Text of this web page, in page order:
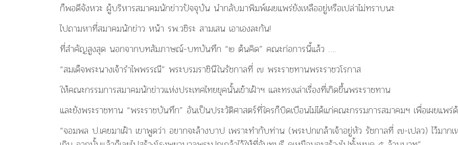
ก็พอดีจังหวะ ผู้บริหารสมาคมนักข่าวปัจจุบัน นำกลับมาพิมพ์เผยแพร่ยังเหลืออยู่หรือเปล่าไม่ทราบนะ
ไปถามหาที่สมาคมนักข่าว หน้า รพ.วชิระ สามเสน เอาเองละกัน!
ที่สำคัญสูงสุด นอกจากบทสัมภาษณ์-บทบันทึก “๒ ต้นคิด” คณะก่อการนี้แล้ว ….
“สมเด็จพระนางเจ้ารำไพพรรณี” พระบรมราชินีในรัชกาลที่ ๗ พระราชทานพระราชวโรกาส
ให้คณะกรรมการสมาคมนักข่าวแห่งประเทศไทยยุคนั้นเข้าเฝ้าฯ และทรงเล่าเรื่องที่เกิดขึ้นพระราชทาน
และยังพระราชทาน “พระราชบันทึก” อันเป็นประวัติศาสตร์ที่ใครก็บิดเบือนไม่ได้แก่คณะกรรมการสมาคมฯ เพื่อเผยแพร่
“จอมพล ป.เคยมาเฝ้า เขาพูดว่า อยากจะล้างบาป เพราะทำกับท่าน (พระปกเกล้าเจ้าอยู่หัว รัชกาลที่ ๗-เปลว) ไว้มากเ